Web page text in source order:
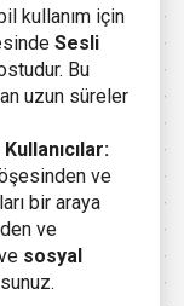
kullanım için
Sesli
Bu
uzun süreler
ve
bir araya
ve
sosyal